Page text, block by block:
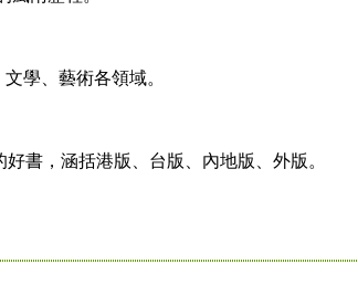
學、藝術各領域。
書，涵括港版、台版、內地版、外版。